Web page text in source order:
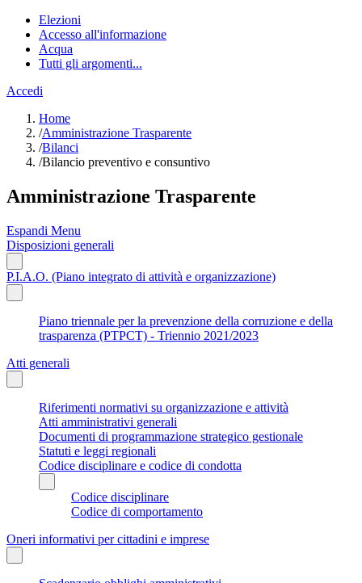
Elezioni
Accesso all'informazione
Acqua
Tutti gli argomenti...
Accedi
Home
/Amministrazione Trasparente
/Bilanci
/Bilancio preventivo e consuntivo
Amministrazione Trasparente
Espandi Menu
Disposizioni generali
P.I.A.O. (Piano integrato di attività e organizzazione)
Piano triennale per la prevenzione della corruzione e della
trasparenza (PTPCT) - Triennio 2021/2023
Atti generali
Riferimenti normativi su organizzazione e attività
Atti amministrativi generali
Documenti di programmazione strategico gestionale
Statuti e leggi regionali
Codice disciplinare e codice di condotta
Codice disciplinare
Codice di comportamento
Oneri informativi per cittadini e imprese